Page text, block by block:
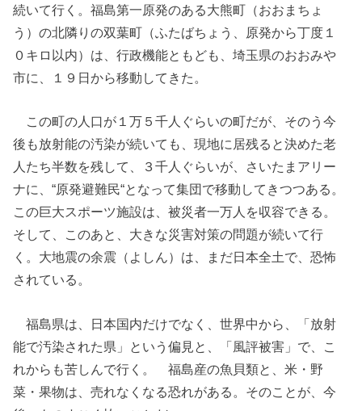
続いて行く。福島第一原発のある大熊町（おおまちょ
う）の北隣りの双葉町（ふたばちょう、原発から丁度１
０キロ以内）は、行政機能ともども、埼玉県のおおみや
市に、１９日から移動してきた。
この町の人口が１万５千人ぐらいの町だが、そのう今
後も放射能の汚染が続いても、現地に居残ると決めた老
人たち半数を残して、３千人ぐらいが、さいたまアリー
ナに、“原発避難民“となって集団で移動してきつつある。
この巨大スポーツ施設は、被災者一万人を収容できる。
そして、このあと、大きな災害対策の問題が続いて行
く。大地震の余震（よしん）は、まだ日本全土で、恐怖
されている。
福島県は、日本国内だけでなく、世界中から、「放射
能で汚染された県」という偏見と、「風評被害」で、こ
れからも苦しんで行く。 福島産の魚貝類と、米・野
菜・果物は、売れなくなる恐れがある。そのことが、今